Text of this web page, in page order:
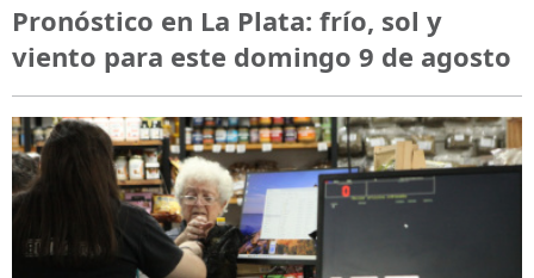
Pronóstico en La Plata: frío, sol y
viento para este domingo 9 de agosto